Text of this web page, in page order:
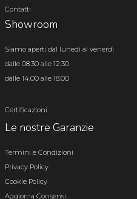
Contatti
Showroom
Siamo aperti dal lunedì al venerdì
dalle 08.30 alle 12.30
dalle 14.00 alle 18.00
Certificazioni
Le nostre Garanzie
Termini e Condizioni
Privacy Policy
Cookie Policy
Aggiorna Consensi